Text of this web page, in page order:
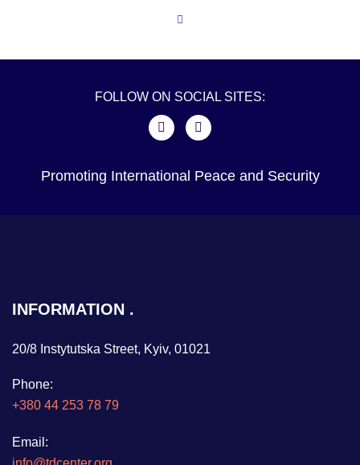
FOLLOW ON SOCIAL SITES:
Promoting International Peace and Security
INFORMATION
20/8 Instytutska Street, Kyiv, 01021
Phone:
+380 44 253 78 79
Email: